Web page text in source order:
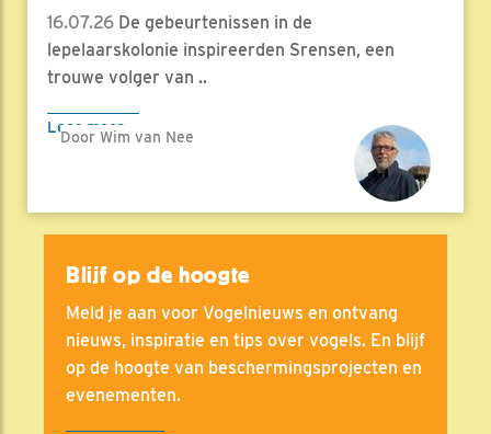
16.07.26 De gebeurtenissen in de
lepelaarskolonie inspireerden Srensen, een
trouwe volger van ..
Lees meer
Door Wim van Nee
Blijf op de hoogte
Meld je aan voor Vogelnieuws en ontvang
nieuws, inspiratie en tips over vogels. En blijf
op de hoogte van beschermingsprojecten en
evenementen.